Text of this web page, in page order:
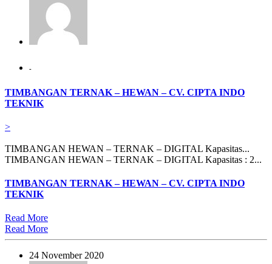
-
TIMBANGAN TERNAK – HEWAN – CV. CIPTA INDO
TEKNIK
>
TIMBANGAN HEWAN – TERNAK – DIGITAL Kapasitas...
TIMBANGAN HEWAN – TERNAK – DIGITAL Kapasitas : 2...
TIMBANGAN TERNAK – HEWAN – CV. CIPTA INDO
TEKNIK
Read More
Read More
24 November 2020